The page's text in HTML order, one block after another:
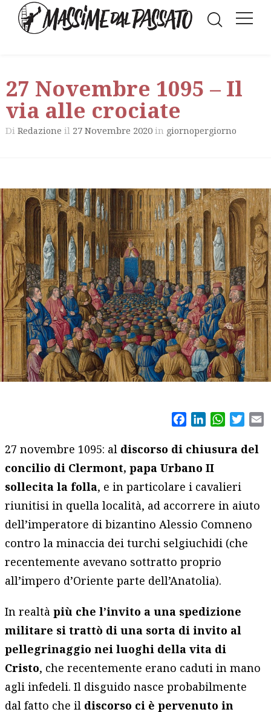
27 Novembre 1095 – Il
via alle crociate
Di Redazione il 27 Novembre 2020 in giornopergiorno
FacebookLinkedIn
27 novembre 1095: al discorso di chiusura del
concilio di Clermont, papa Urbano II
sollecita la folla, e in particolare i cavalieri
riunitisi in quella località, ad accorrere in aiuto
dell’imperatore di bizantino Alessio Comneno
contro la minaccia dei turchi selgiuchidi (che
recentemente avevano sottratto proprio
all’impero d’Oriente parte dell’Anatolia).
In realtàpiù che l’invito a una spedizione
militare si trattò di una sorta di invito al
pellegrinaggio nei luoghi della vita di
Cristo, che recentemente erano caduti in mano
agli infedeli. Il disguido nasce probabilmente
dal fatto che il discorso ci è pervenuto in